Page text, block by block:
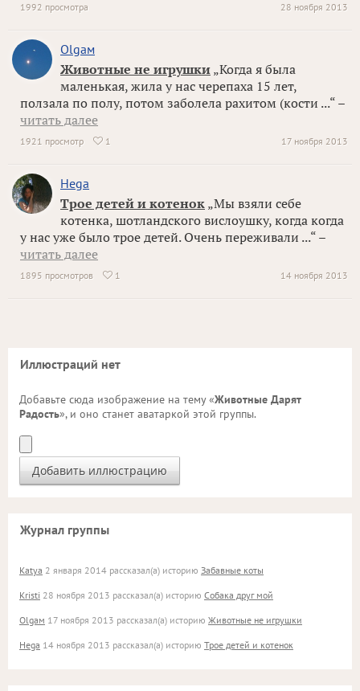
28 ноября 2013
1992 просмотра
Olgaм
Животные не игрушки „Когда я была
маленькая, жила у нас черепаха 15 лет,
ползала по полу, потом заболела рахитом (кости ...“ –
читать далее
17 ноября 2013
1921 просмотр  1
Hega
Трое детей и котенок „Мы взяли себе
котенка, шотландского вислоушку, когда когда
у нас уже было трое детей. Очень переживали ...“ –
читать далее
14 ноября 2013
1895 просмотров  1
Иллюстраций нет
Добавьте сюда изображение на тему «Животные Дарят
Радость», и оно станет аватаркой этой группы.
Журнал группы
Katya 2 января 2014 рассказал(а) историю Забавные коты
Kristi 28 ноября 2013 рассказал(а) историю Собака друг мой
Olgaм 17 ноября 2013 рассказал(а) историю Животные не игрушки
Hega 14 ноября 2013 рассказал(а) историю Трое детей и котенок